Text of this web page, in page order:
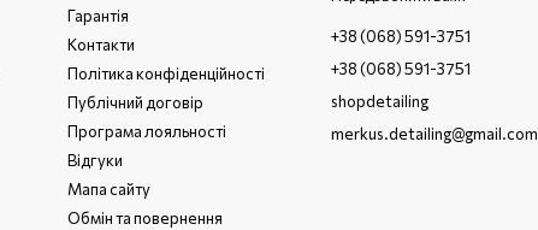
Гарантія
Контакти
Політика конфіденційності
Публічний договір
Програма лояльності
Відгуки
Мапа сайту
Обмін та повернення
+38 (068) 591-3751
+38 (068) 591-3751
shopdetailing
merkus.detailing@gmail.com